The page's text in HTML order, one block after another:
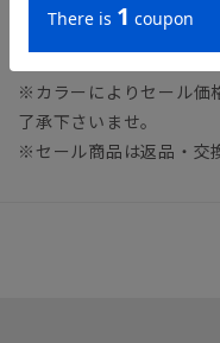
※セール商品のため、セ
※カラーによりセール価
了承下さいませ。
※セール商品は返品・交